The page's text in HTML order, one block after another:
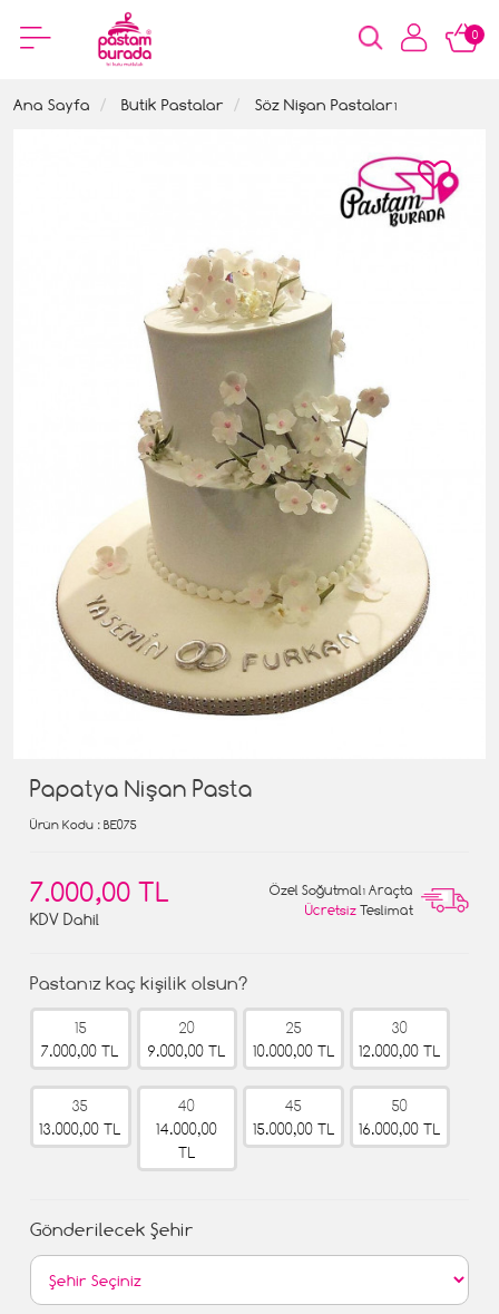
0
Ana Sayfa Butik Pastalar Söz Nişan Pastaları
Papatya Nişan Pasta
Ürün Kodu : BE075
7.000,00 TL
KDV Dahil
Özel Soğutmalı Araçta
Ücretsiz Teslimat
Pastanız kaç kişilik olsun?
15
7.000,00 TL
20
9.000,00 TL
25
10.000,00 TL
30
12.000,00 TL
35
13.000,00 TL
40
14.000,00
TL
45
15.000,00 TL
50
16.000,00 TL
Gönderilecek Şehir